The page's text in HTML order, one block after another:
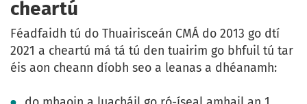
cheartú
Féadfaidh tú do Thuairisceán CMÁ do 2013 go dtí
2021 a cheartú má tá tú den tuairim go bhfuil tú tar
éis aon cheann díobh seo a leanas a dhéanamh: